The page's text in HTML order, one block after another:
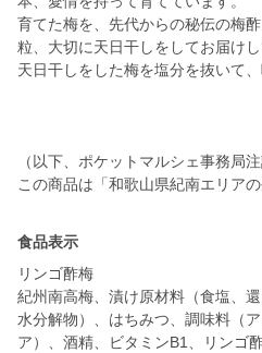
育てた梅を、先代からの秘伝の梅
粒、大切に天日干しをしてお届けし
天日干しをした梅を塩分を抜いて
（以下、ポケットマルシェ事務局注
この商品は「和歌山県紀南エリア
食品表示
リンゴ酢梅
紀州南高梅、漬け原材料（食塩、
水分解物）、はちみつ、調味料（
ア）、酒精、ビタミンB1、リンゴ